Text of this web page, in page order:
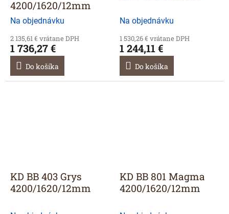
4200/1620/12mm
Na objednávku
2 135,61 € vrátane DPH
1 736,27 €
Do košíka
Na objednávku
1 530,26 € vrátane DPH
1 244,11 €
Do košíka
KD BB 403 Grys
4200/1620/12mm
KD BB 801 Magma
4200/1620/12mm